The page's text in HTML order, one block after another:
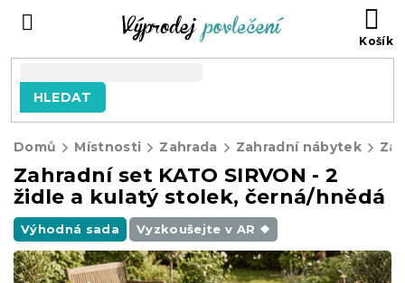
HLEDAT
Domů Místnosti Zahrada Zahradní nábytek
Zahradní set KATO SIRVON - 2
židle a kulatý stolek, černá/hnědá
Výhodná sada Vyzkoušejte v AR ❖